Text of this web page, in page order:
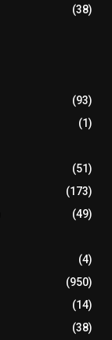
(38)
(93)
(1)
(51)
(173)
(49)
(4)
(950)
(14)
(38)